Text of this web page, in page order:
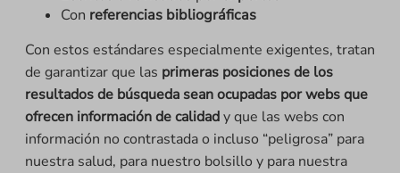
Con referencias bibliográficas
Con estos estándares especialmente exigentes, tratan
de garantizar que las primeras posiciones de los
resultados de búsqueda sean ocupadas por webs que
ofrecen información de calidady que las webs con
información no contrastada o incluso “peligrosa” para
nuestra salud, para nuestro bolsillo y para nuestra